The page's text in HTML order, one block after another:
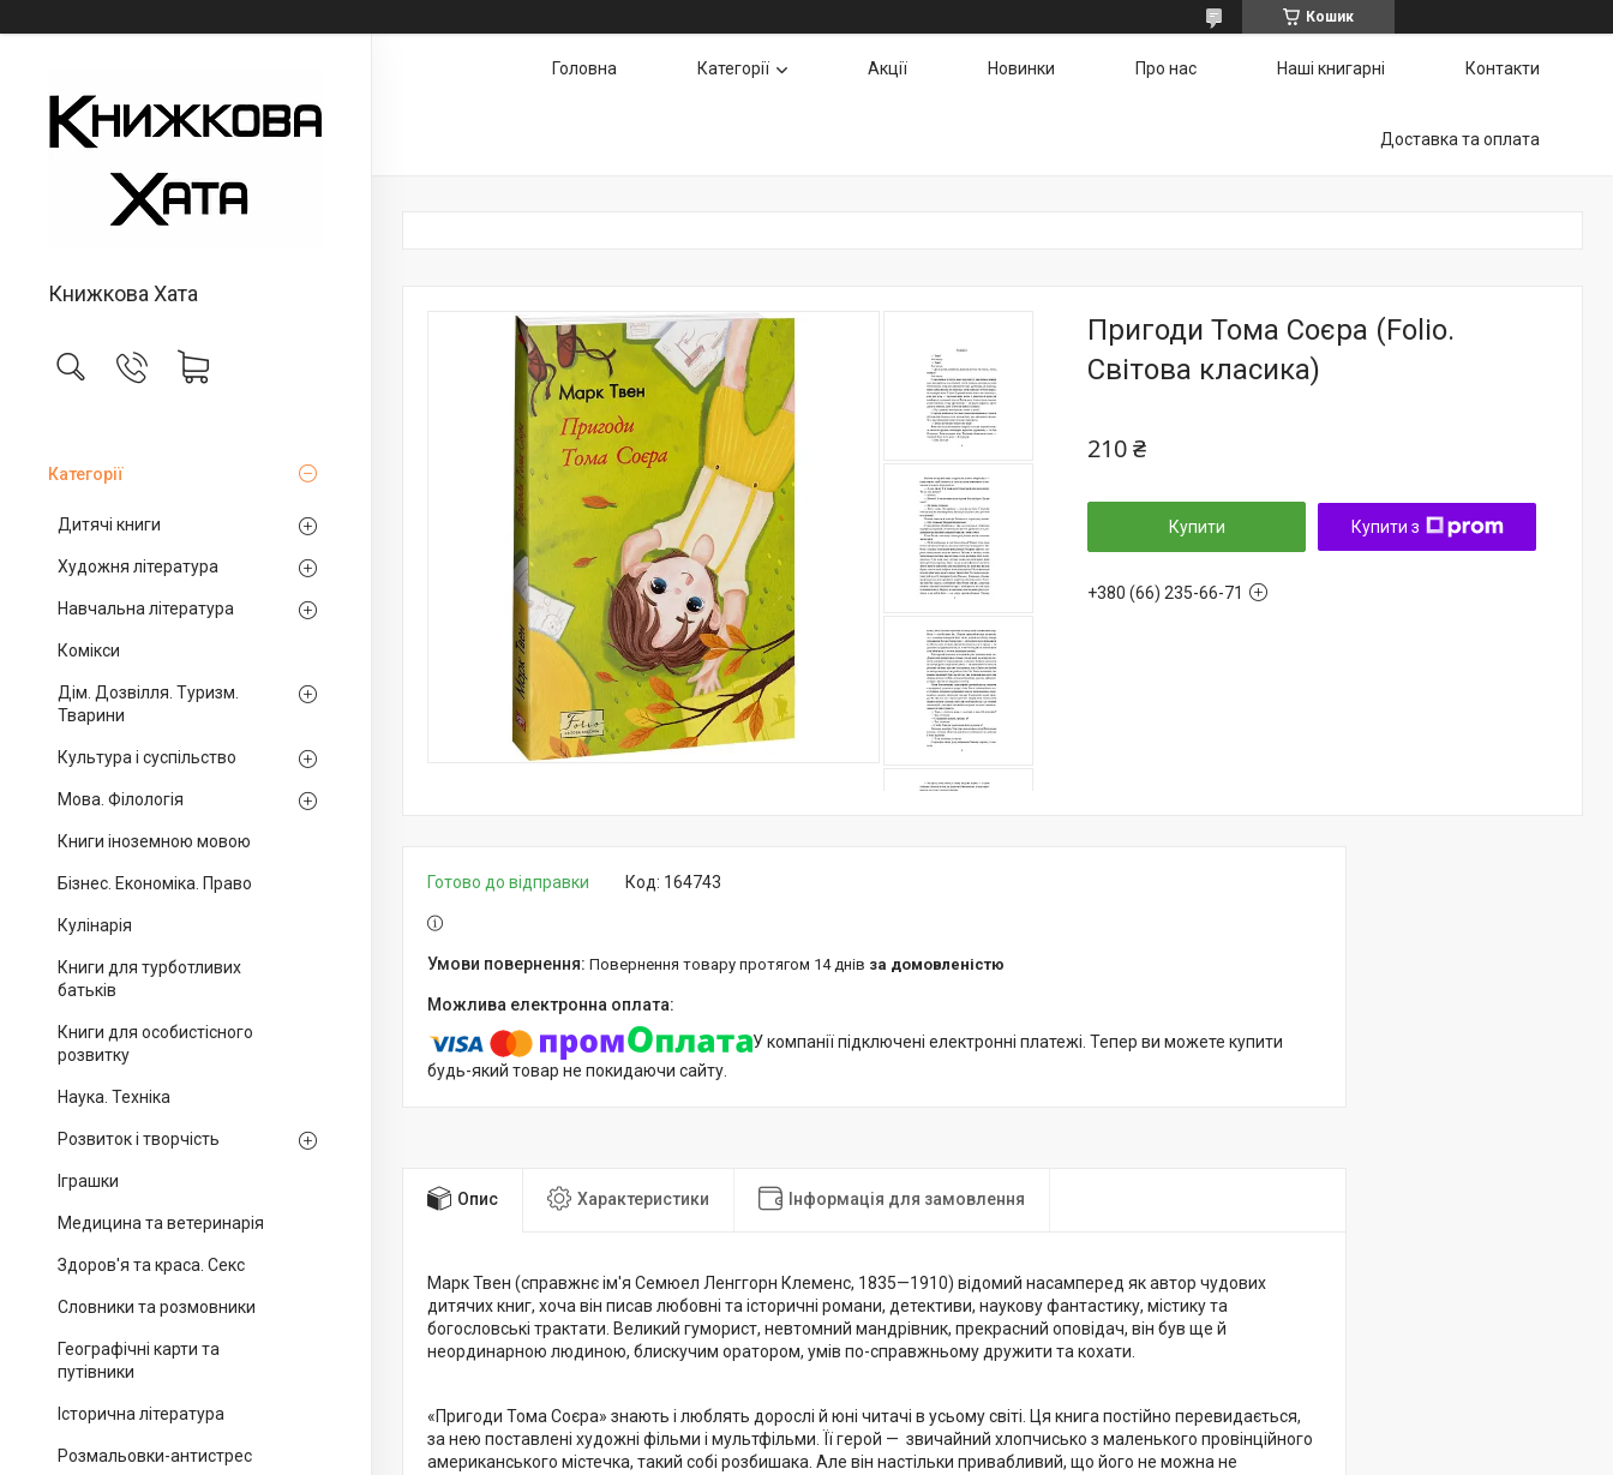
Кошик
Книжкова Хата
Категорії
Дитячі книги
Художня література
Навчальна література
Комікси
Дім. Дозвілля. Туризм.
Тварини
Культура і суспільство
Мова. Філологія
Книги іноземною мовою
Бізнес. Економіка. Право
Кулінарія
Книги для турботливих
батьків
Книги для особистісного
розвитку
Наука. Техніка
Розвиток і творчість
Іграшки
Медицина та ветеринарія
Здоров'я та краса. Секс
Словники та розмовники
Географічні карти та
путівники
Історична література
Розмальовки-антистрес
Головна Категорії Акції Новинки Про нас Наші книгарні Контакти
Доставка та оплата
Пригоди Тома Соєра (Folio.
Світова класика)
210 ₴
Купити Купити з
+380 (66) 235-66-71
Готово до відправки Код: 164743
повернення товару протягом 14 днів за домовленістю
У компанії підключені електронні платежі. Тепер ви можете купити
будь-який товар не покидаючи сайту.
Опис Характеристики Інформація для замовлення
Марк Твен (справжнє ім'я Семюел Ленггорн Клеменс, 1835—1910) відомий насамперед як автор чудових
дитячих книг, хоча він писав любовні та історичні романи, детективи, наукову фантастику, містику та
богословські трактати. Великий гуморист, невтомний мандрівник, прекрасний оповідач, він був ще й
неординарною людиною, блискучим оратором, умів по-справжньому дружити та кохати.
«Пригоди Тома Соєра» знають і люблять дорослі й юні читачі в усьому світі. Ця книга постійно перевидається,
за нею поставлені художні фільми і мультфільми. Її герой — звичайний хлопчисько з маленького провінційного
американського містечка, такий собі розбишака. Але він настільки привабливий, що його не можна не